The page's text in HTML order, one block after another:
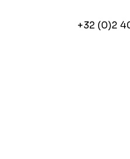
+32 (0)2